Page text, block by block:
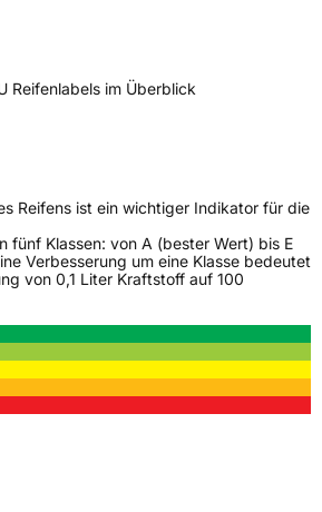
(GPSR)
Reifenlabels im Überblick
Reifens ist ein wichtiger Indikator für die
fünf Klassen: von A (bester Wert) bis E
Verbesserung um eine Klasse bedeutet
von 0,1 Liter Kraftstoff auf 100